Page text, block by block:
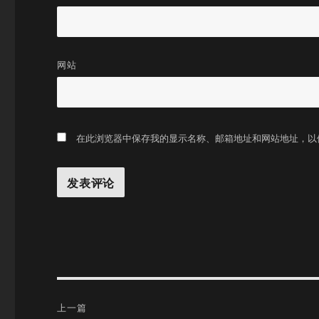
网站
在此浏览器中保存我的显示名称、邮箱地址和网站地址，以
上一篇